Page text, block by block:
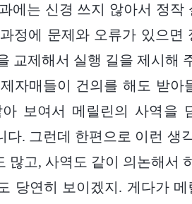
에는 신경 쓰지 않아서 정작
정에 문제와 오류가 있으면
교제해서 실행 길을 제시해
자매들이 건의를 해도 받아
보여서 메릴린의 사역을
다. 그런데 한편으로 이런 생
많고, 사역도 같이 의논해서
당연히 보이겠지. 게다가